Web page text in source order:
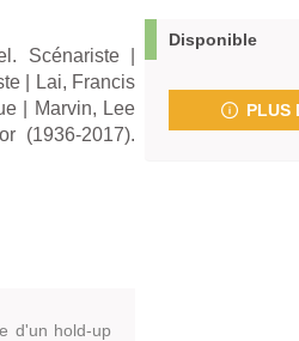
Scénariste|
Lai, Francis
|
Marvin, Lee
(1936-2017).
d'un hold-up
Disponible
PLUS